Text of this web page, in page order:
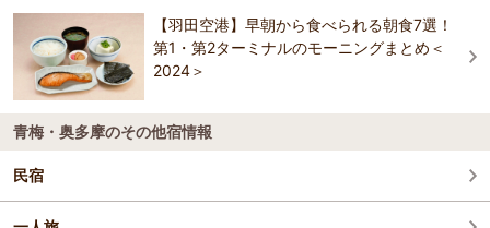
ハートンホテル東品川（品川シーサイド）
京急ＥＸイン東銀座
ファーイーストビレッジホテル東京有明
【羽田空港】早朝から食べられる朝食7選！
第1・第2ターミナルのモーニングまとめ＜
2024＞
青梅・奥多摩のその他宿情報
民宿